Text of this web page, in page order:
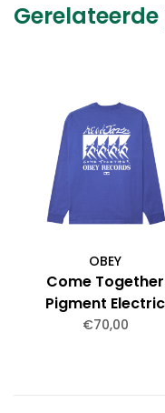
OBEY
Come Together
Pigment Electric
Indigo
€70,00